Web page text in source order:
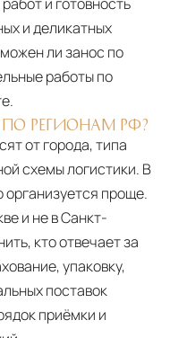
и деликатных
ли занос по
работы по
РЕГИОНАМ РФ?
от города, типа
схемы логистики. В
организуется проще.
и не в Санкт-
кто отвечает за
упаковку,
поставок
приёмки и